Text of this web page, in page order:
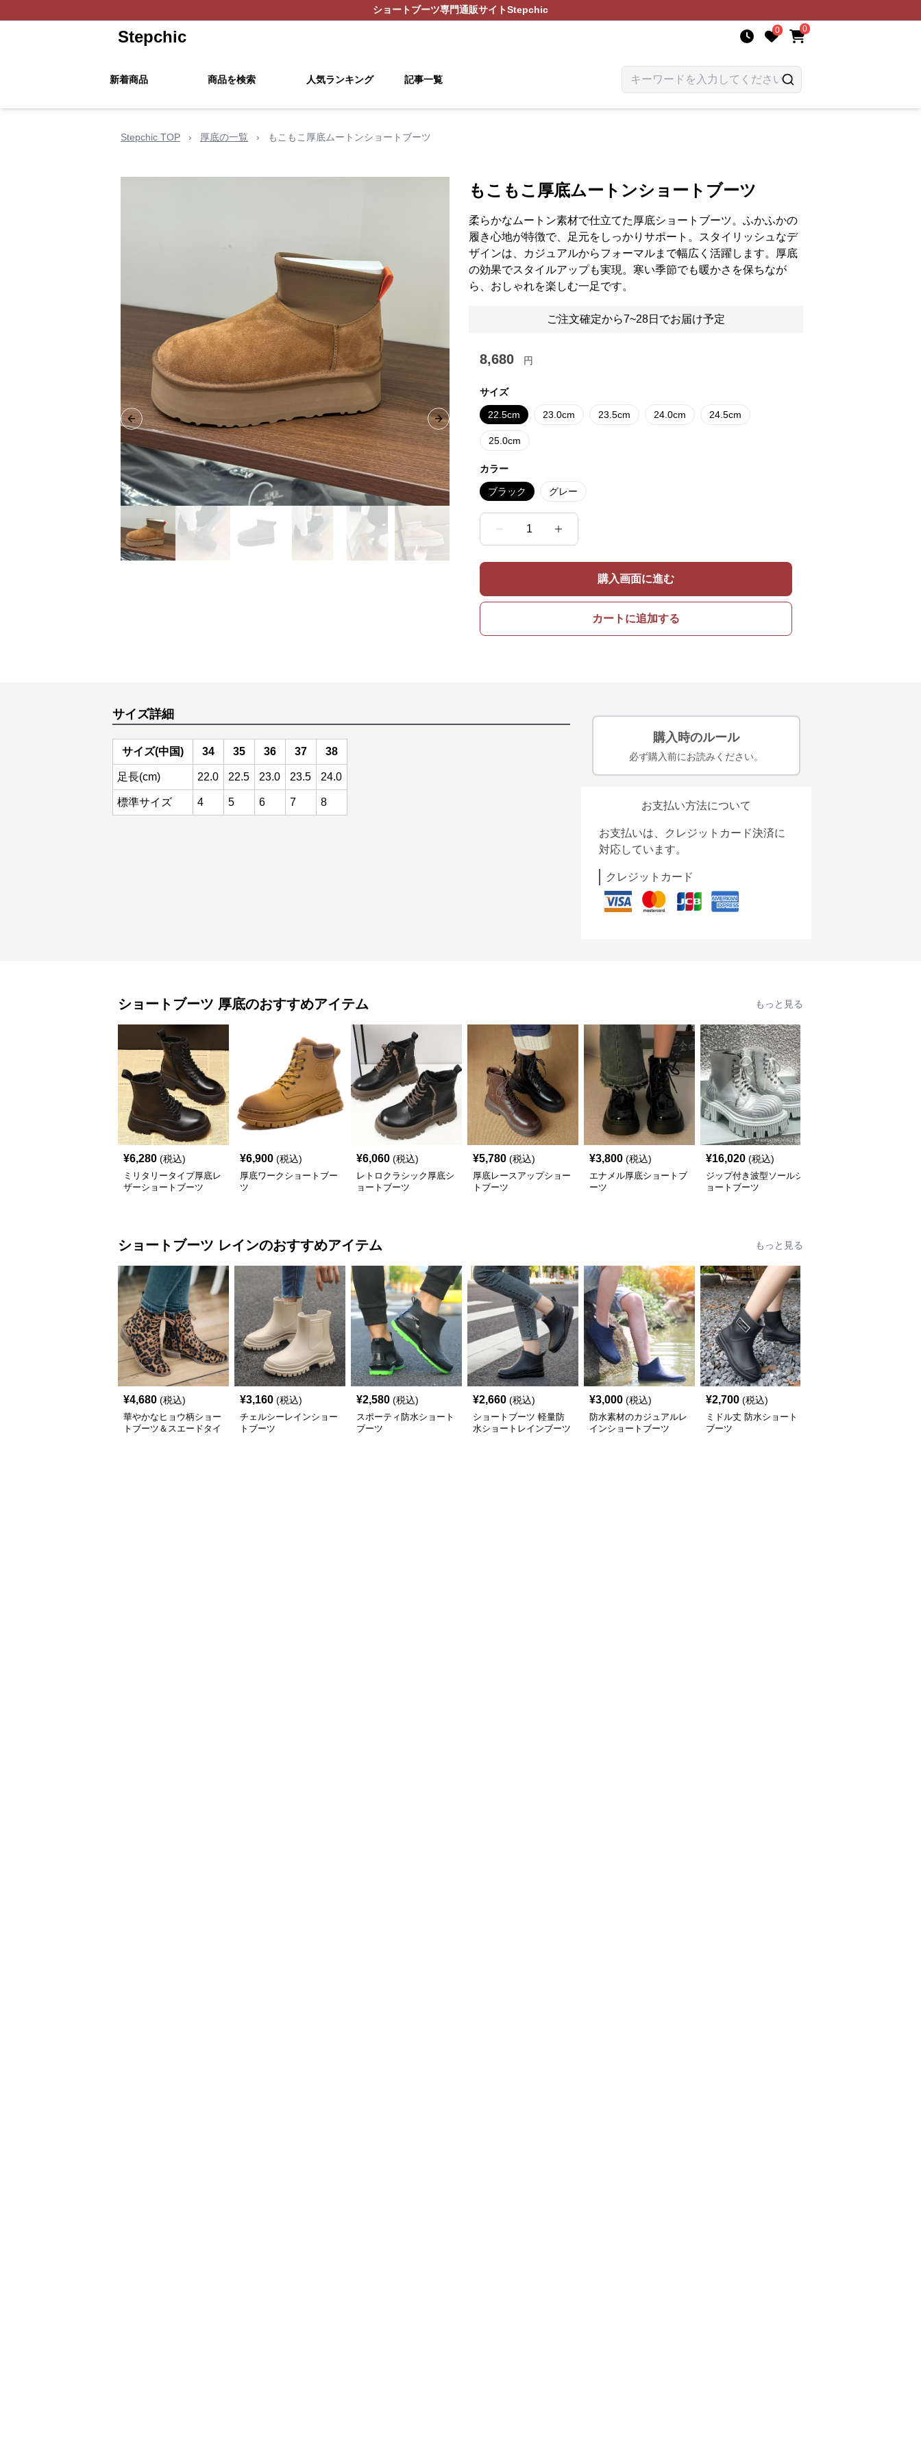
ショートブーツ専門通販サイトStepchic
Stepchic 0 0
新着商品 商品を検索 人気ランキング 記事一覧
Stepchic TOP › 厚底の一覧 › もこもこ厚底ムートンショートブーツ
Previous slide Next slide
もこもこ厚底ムートンショートブーツ
柔らかなムートン素材で仕立てた厚底ショートブーツ。ふかふかの
履き心地が特徴で、足元をしっかりサポート。スタイリッシュなデ
ザインは、カジュアルからフォーマルまで幅広く活躍します。厚底
の効果でスタイルアップも実現。寒い季節でも暖かさを保ちなが
ら、おしゃれを楽しむ一足です。
ご注文確定から7~28日でお届け予定
8,680 円
サイズ
22.5cm 23.0cm 23.5cm 24.0cm 24.5cm
25.0cm
カラー
ブラック グレー
1
購入画面に進む
カートに追加する
サイズ詳細
サイズ(中国) 34 35 36 37 38
足長(cm) 22.0 22.5 23.0 23.5 24.0
標準サイズ 4 5 6 7 8
購入時のルール
必ず購入前にお読みください。
お支払い方法について
お支払いは、クレジットカード決済に
対応しています。
クレジットカード
ショートブーツ 厚底のおすすめアイテム もっと見る
¥6,280 (税込)
ミリタリータイプ厚底レ
ザーショートブーツ
¥6,900 (税込)
厚底ワークショートブー
ツ
¥6,060 (税込)
レトロクラシック厚底シ
ョートブーツ
¥5,780 (税込)
厚底レースアップショー
トブーツ
¥3,800 (税込)
エナメル厚底ショートブ
ーツ
¥16,020 (税込)
ジップ付き波型ソールシ
ョートブーツ
ショートブーツ レインのおすすめアイテム もっと見る
¥4,680 (税込)
華やかなヒョウ柄ショー
トブーツ＆スエードタイ
¥3,160 (税込)
チェルシーレインショー
トブーツ
¥2,580 (税込)
スポーティ防水ショート
ブーツ
¥2,660 (税込)
ショートブーツ 軽量防
水ショートレインブーツ
¥3,000 (税込)
防水素材のカジュアルレ
インショートブーツ
¥2,700 (税込)
ミドル丈 防水ショート
ブーツ